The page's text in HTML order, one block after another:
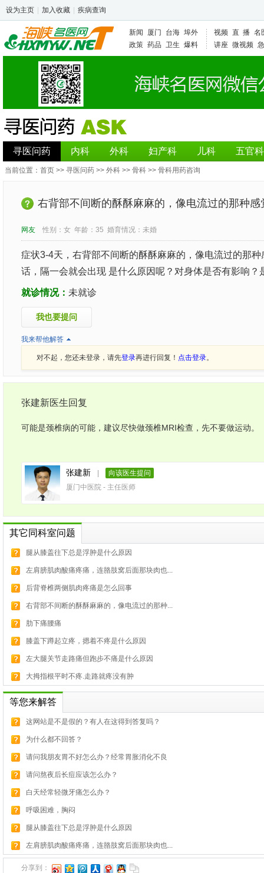
设为主页 加入收藏 疾病查询
新闻 厦门 台海 埠外
政策 药品 卫生 爆料
视频 直 播 名
讲座 微视频
寻医问药 内科 外科 妇产科 儿科 五官科
当前位置： 首页 >> 寻医问药 >> 外科 >> 骨科 >> 骨科用药咨询
右背部不间断的酥酥麻麻的，像电流过的那种感
网友 性别： 女 年龄： 35 婚育情况： 未婚
症状3-4天，右背部不间断的酥酥麻麻的，像电流过的那
话，隔一会就会出现 是什么原因呢？对身体是否有影响？
就诊情况： 未就诊
我也要提问
我来帮他解答
对不起，您还未登录，请先登录再进行回复！ 点击登录。
张建新医生回复
可能是颈椎病的可能，建议尽快做颈椎MRI检查，先不要做运动。
张建新
向该医生提问
厦门中医院 - 主任医师
其它同科室问题
腿从膝盖往下总是浮肿是什么原因
左肩膀肌肉酸痛疼痛，连胳肢窝后面那块肉也...
后背脊椎两侧肌肉疼痛是怎么回事
右背部不间断的酥酥麻麻的，像电流过的那种...
肋下痛腰痛
膝盖下蹲起立疼，摁着不疼是什么原因
左大腿关节走路痛但跑步不痛是什么原因
大拇指根平时不疼.走路就疼没有肿
等您来解答
这网站是不是假的？有人在这得到答复吗？
为什么都不回答？
请问我朋友胃不好怎么办？经常胃胀消化不良
请问熬夜后长痘应该怎么办？
白天经常轻微牙痛怎么办？
呼吸困难，胸闷
腿从膝盖往下总是浮肿是什么原因
左肩膀肌肉酸痛疼痛，连胳肢窝后面那块肉也...
分享到：